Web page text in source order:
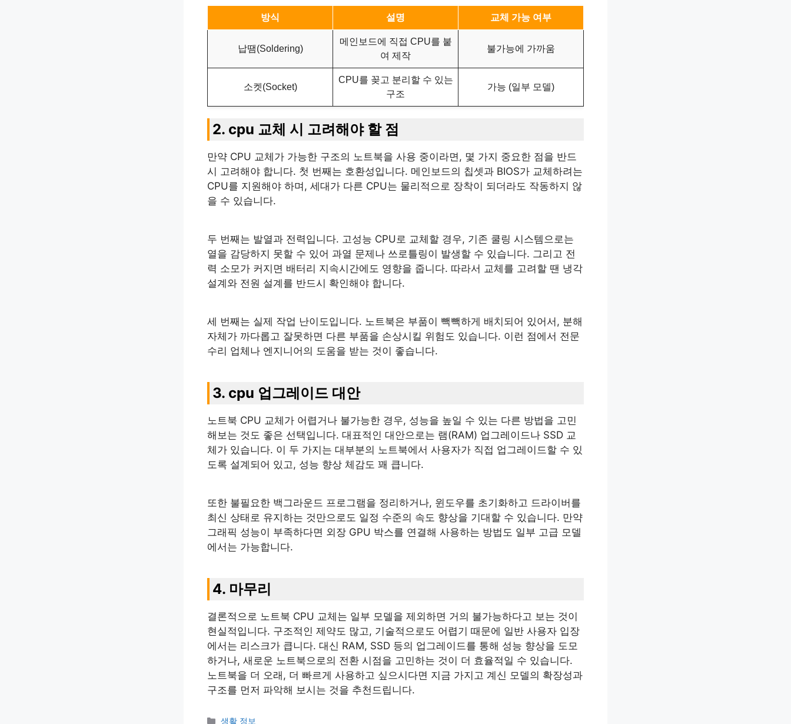
방식 설명 교체 가능 여부
납땜(Soldering)
메인보드에 직접 CPU를 붙
여 제작
불가능에 가까움
소켓(Socket)
CPU를 꽂고 분리할 수 있는
구조
가능 (일부 모델)
2. cpu 교체 시 고려해야 할 점
만약 CPU 교체가 가능한 구조의 노트북을 사용 중이라면, 몇 가지 중요한 점을 반드
시 고려해야 합니다. 첫 번째는 호환성입니다. 메인보드의 칩셋과 BIOS가 교체하려는
CPU를 지원해야 하며, 세대가 다른 CPU는 물리적으로 장착이 되더라도 작동하지 않
을 수 있습니다.
두 번째는 발열과 전력입니다. 고성능 CPU로 교체할 경우, 기존 쿨링 시스템으로는
열을 감당하지 못할 수 있어 과열 문제나 쓰로틀링이 발생할 수 있습니다. 그리고 전
력 소모가 커지면 배터리 지속시간에도 영향을 줍니다. 따라서 교체를 고려할 땐 냉각
설계와 전원 설계를 반드시 확인해야 합니다.
세 번째는 실제 작업 난이도입니다. 노트북은 부품이 빽빽하게 배치되어 있어서, 분해
자체가 까다롭고 잘못하면 다른 부품을 손상시킬 위험도 있습니다. 이런 점에서 전문
수리 업체나 엔지니어의 도움을 받는 것이 좋습니다.
3. cpu 업그레이드 대안
노트북 CPU 교체가 어렵거나 불가능한 경우, 성능을 높일 수 있는 다른 방법을 고민
해보는 것도 좋은 선택입니다. 대표적인 대안으로는 램(RAM) 업그레이드나 SSD 교
체가 있습니다. 이 두 가지는 대부분의 노트북에서 사용자가 직접 업그레이드할 수 있
도록 설계되어 있고, 성능 향상 체감도 꽤 큽니다.
또한 불필요한 백그라운드 프로그램을 정리하거나, 윈도우를 초기화하고 드라이버를
최신 상태로 유지하는 것만으로도 일정 수준의 속도 향상을 기대할 수 있습니다. 만약
그래픽 성능이 부족하다면 외장 GPU 박스를 연결해 사용하는 방법도 일부 고급 모델
에서는 가능합니다.
4. 마무리
결론적으로 노트북 CPU 교체는 일부 모델을 제외하면 거의 불가능하다고 보는 것이
현실적입니다. 구조적인 제약도 많고, 기술적으로도 어렵기 때문에 일반 사용자 입장
에서는 리스크가 큽니다. 대신 RAM, SSD 등의 업그레이드를 통해 성능 향상을 도모
하거나, 새로운 노트북으로의 전환 시점을 고민하는 것이 더 효율적일 수 있습니다.
노트북을 더 오래, 더 빠르게 사용하고 싶으시다면 지금 가지고 계신 모델의 확장성과
구조를 먼저 파악해 보시는 것을 추천드립니다.
카
생활 정보